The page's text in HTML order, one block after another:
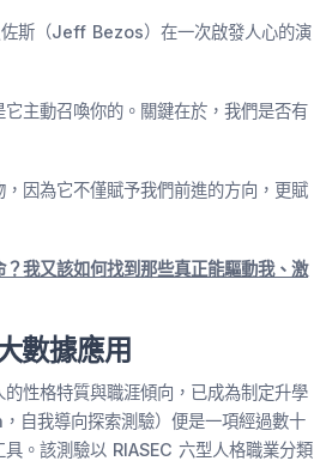
斯（Jeff Bezos）在一次啟發人心的演
主動召喚你的。關鍵在於，我們是否有
因為它不僅賦予我們前進的方向，更賦
我又該如何找到那些真正能驅動我、激
數據應用
性格特質與職涯傾向，已成為制定升學
我導向探索測驗）便是一項經過數十
。該測驗以 RIASEC 六型人格職業分類